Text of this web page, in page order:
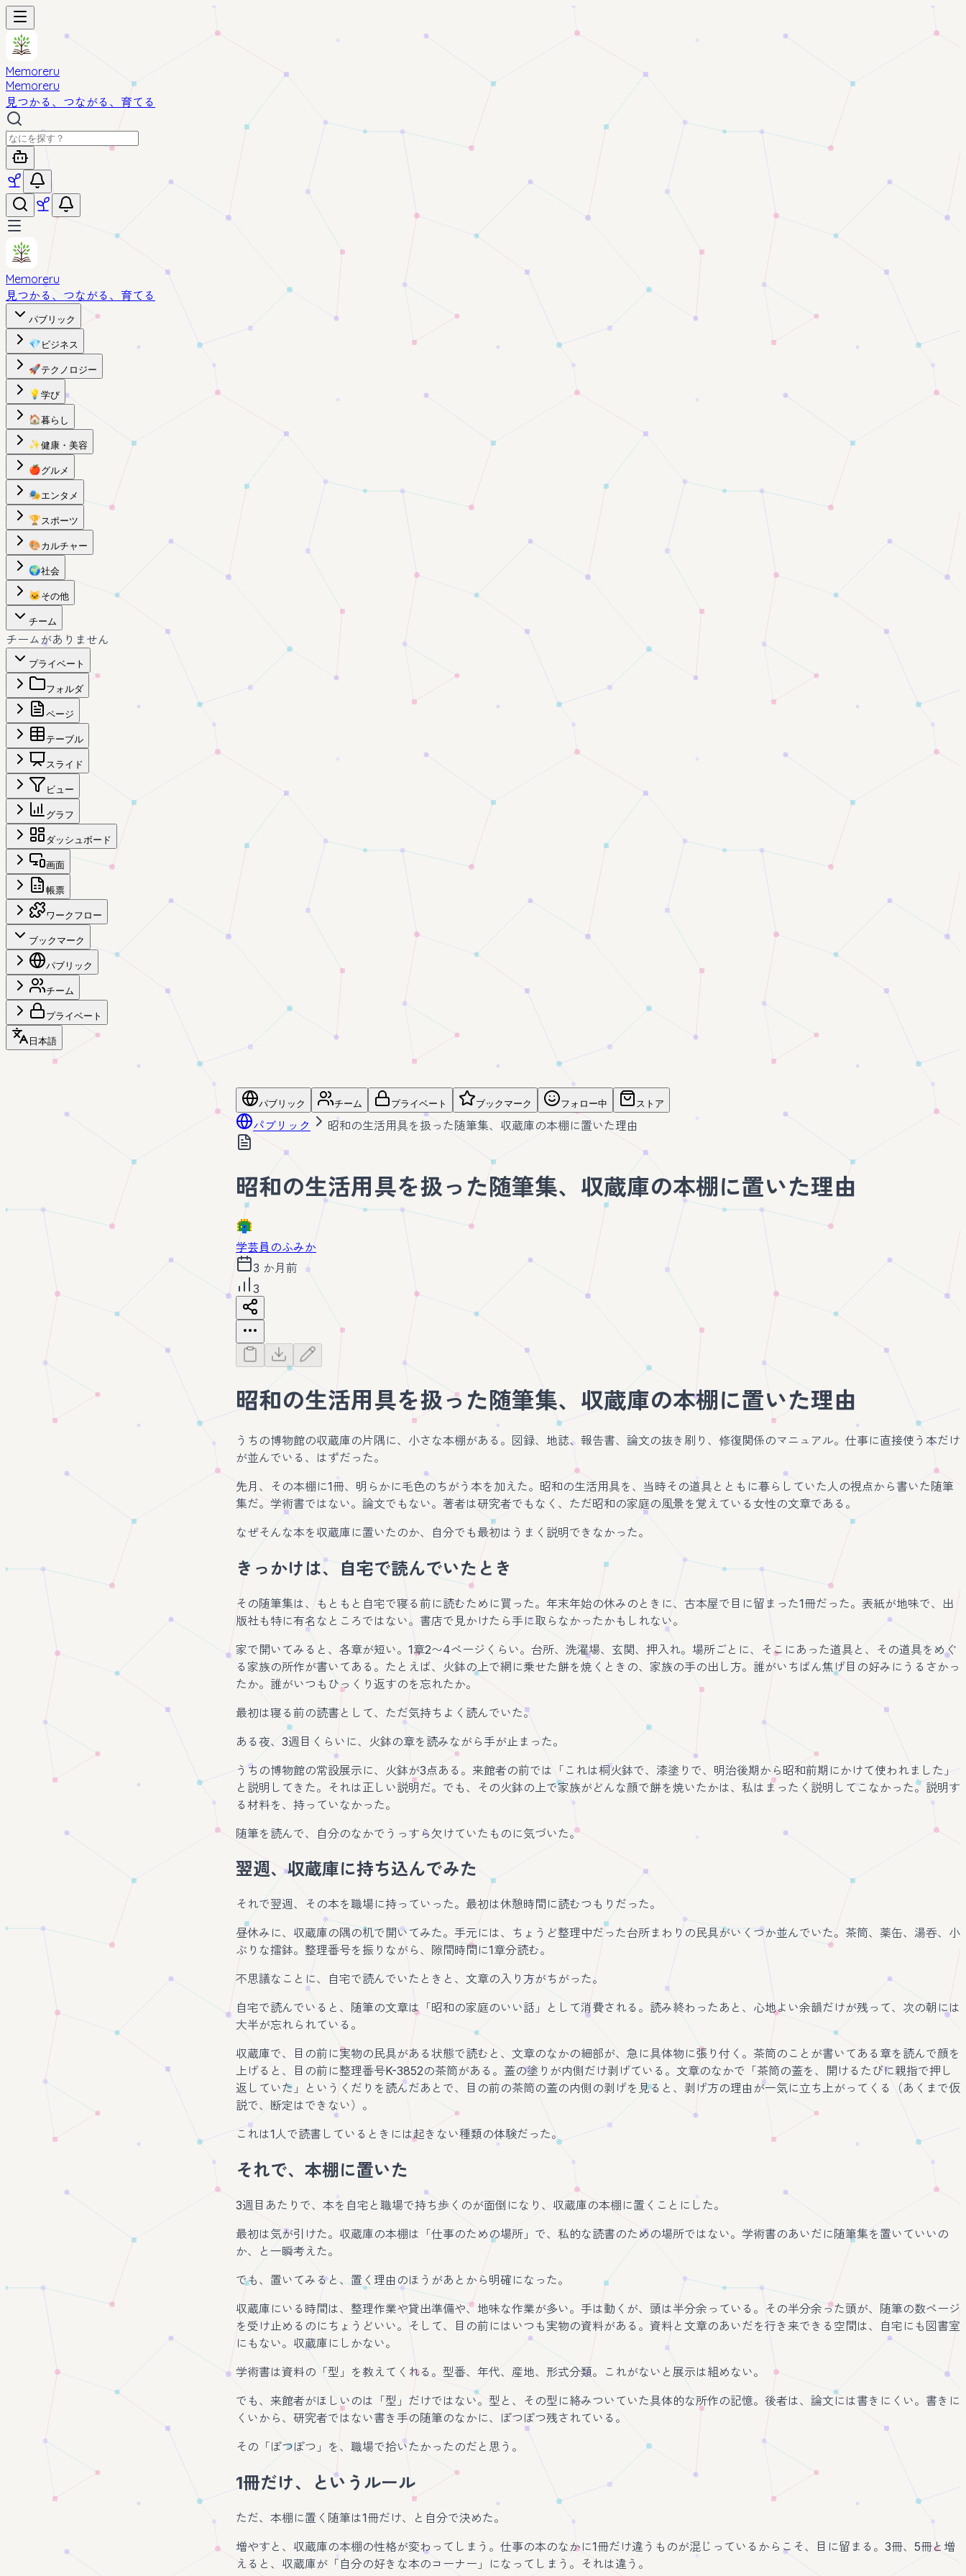
Memoreru
Memoreru
見つかる、つながる、育てる
Memoreru
見つかる、つながる、育てる
パブリック
💎 ビジネス
🚀テクノロジー
💡 学び
🏠暮らし
✨健康・美容
🍎グルメ
🎭エンタメ
🏆スポーツ
🎨カルチャー
🌍社会
🐱 その他
チーム
チームがありません
プライベート
フォルダ
ページ
テーブル
スライド
ビュー
グラフ
ダッシュボード
画面
帳票
ワークフロー
ブックマーク
パブリック
チーム
プライベート
日本語
パブリック チーム プライベート ブックマーク フォロー中 ストア
パブリック 昭和の生活用具を扱った随筆集、収蔵庫の本棚に置いた理由
昭和の生活用具を扱った随筆集、収蔵庫の本棚に置いた理由
学芸員のふみか
3 か月前
3
昭和の生活用具を扱った随筆集、収蔵庫の本棚に置いた理由
うちの博物館の収蔵庫の片隅に、小さな本棚がある。図録、地誌、報告書、論文の抜き刷り、修復関係のマニュアル。仕事に直接使う本だけ
が並んでいる、はずだった。
先月、その本棚に1冊、明らかに毛色のちがう本を加えた。昭和の生活用具を、当時その道具とともに暮らしていた人の視点から書いた随筆
集だ。学術書ではない。論文でもない。著者は研究者でもなく、ただ昭和の家庭の風景を覚えている女性の文章である。
なぜそんな本を収蔵庫に置いたのか、自分でも最初はうまく説明できなかった。
きっかけは、自宅で読んでいたとき
その随筆集は、もともと自宅で寝る前に読むために買った。年末年始の休みのときに、古本屋で目に留まった1冊だった。表紙が地味で、出
版社も特に有名なところではない。書店で見かけたら手に取らなかったかもしれない。
家で開いてみると、各章が短い。1章2〜4ページくらい。台所、洗濯場、玄関、押入れ。場所ごとに、そこにあった道具と、その道具をめぐ
る家族の所作が書いてある。たとえば、火鉢の上で網に乗せた餅を焼くときの、家族の手の出し方。誰がいちばん焦げ目の好みにうるさかっ
たか。誰がいつもひっくり返すのを忘れたか。
最初は寝る前の読書として、ただ気持ちよく読んでいた。
ある夜、3週目くらいに、火鉢の章を読みながら手が止まった。
うちの博物館の常設展示に、火鉢が3点ある。来館者の前では「これは桐火鉢で、漆塗りで、明治後期から昭和前期にかけて使われました」
と説明してきた。それは正しい説明だ。でも、その火鉢の上で家族がどんな顔で餅を焼いたかは、私はまったく説明してこなかった。説明す
る材料を、持っていなかった。
随筆を読んで、自分のなかでうっすら欠けていたものに気づいた。
翌週、収蔵庫に持ち込んでみた
それで翌週、その本を職場に持っていった。最初は休憩時間に読むつもりだった。
昼休みに、収蔵庫の隅の机で開いてみた。手元には、ちょうど整理中だった台所まわりの民具がいくつか並んでいた。茶筒、薬缶、湯呑、小
ぶりな擂鉢。整理番号を振りながら、隙間時間に1章分読む。
不思議なことに、自宅で読んでいたときと、文章の入り方がちがった。
自宅で読んでいると、随筆の文章は「昭和の家庭のいい話」として消費される。読み終わったあと、心地よい余韻だけが残って、次の朝には
大半が忘れられている。
収蔵庫で、目の前に実物の民具がある状態で読むと、文章のなかの細部が、急に具体物に張り付く。茶筒のことが書いてある章を読んで顔を
上げると、目の前に整理番号K-3852の茶筒がある。蓋の塗りが内側だけ剥げている。文章のなかで「茶筒の蓋を、開けるたびに親指で押し
返していた」というくだりを読んだあとで、目の前の茶筒の蓋の内側の剥げを見ると、剥げ方の理由が一気に立ち上がってくる（あくまで仮
説で、断定はできない）。
これは1人で読書しているときには起きない種類の体験だった。
それで、本棚に置いた
3週目あたりで、本を自宅と職場で持ち歩くのが面倒になり、収蔵庫の本棚に置くことにした。
最初は気が引けた。収蔵庫の本棚は「仕事のための場所」で、私的な読書のための場所ではない。学術書のあいだに随筆集を置いていいの
か、と一瞬考えた。
でも、置いてみると、置く理由のほうがあとから明確になった。
収蔵庫にいる時間は、整理作業や貸出準備や、地味な作業が多い。手は動くが、頭は半分余っている。その半分余った頭が、随筆の数ページ
を受け止めるのにちょうどいい。そして、目の前にはいつも実物の資料がある。資料と文章のあいだを行き来できる空間は、自宅にも図書室
にもない。収蔵庫にしかない。
学術書は資料の「型」を教えてくれる。型番、年代、産地、形式分類。これがないと展示は組めない。
でも、来館者がほしいのは「型」だけではない。型と、その型に絡みついていた具体的な所作の記憶。後者は、論文には書きにくい。書きに
くいから、研究者ではない書き手の随筆のなかに、ぽつぽつ残されている。
その「ぽつぽつ」を、職場で拾いたかったのだと思う。
1冊だけ、というルール
ただ、本棚に置く随筆は1冊だけ、と自分で決めた。
増やすと、収蔵庫の本棚の性格が変わってしまう。仕事の本のなかに1冊だけ違うものが混じっているからこそ、目に留まる。3冊、5冊と増
えると、収蔵庫が「自分の好きな本のコーナー」になってしまう。それは違う。